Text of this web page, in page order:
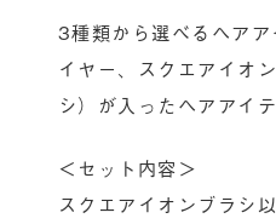
3種類から選べるヘア
イヤー、スクエアイオ
シ）が入ったヘアアイ
＜セット内容＞
スクエアイオンブラシ